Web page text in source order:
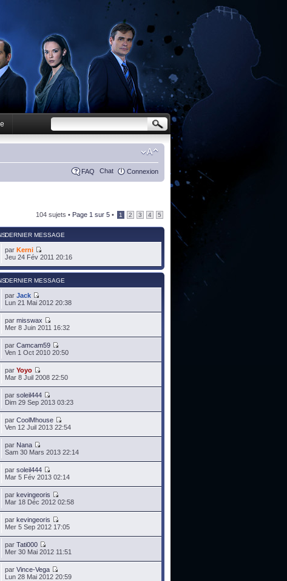
FAQ Chat Connexion
104 sujets • Page 1 sur 5 • 1 2 3 4 5
DERNIER MESSAGE
par Kerni
Jeu 24 Fév 2011 20:16
DERNIER MESSAGE
par Jack
Lun 21 Mai 2012 20:38
par misswax
Mer 8 Juin 2011 16:32
par Camcam59
Ven 1 Oct 2010 20:50
par Yoyo
Mar 8 Juil 2008 22:50
par soleil444
Dim 29 Sep 2013 03:23
par CoolMhouse
Ven 12 Juil 2013 22:54
par Nana
Sam 30 Mars 2013 22:14
par soleil444
Mar 5 Fév 2013 02:14
par kevingeoris
Mar 18 Déc 2012 02:58
par kevingeoris
Mer 5 Sep 2012 17:05
par Tati000
Mer 30 Mai 2012 11:51
par Vince-Vega
Lun 28 Mai 2012 20:59